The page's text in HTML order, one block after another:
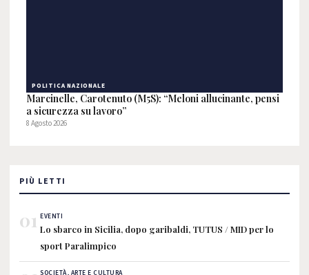
POLITICA NAZIONALE
Marcinelle, Carotenuto (M5S): “Meloni allucinante, pensi
a sicurezza su lavoro”
8 Agosto 2026
PIÙ LETTI
01 EVENTI
Lo sbarco in Sicilia, dopo garibaldi, TUTUS / MID per lo
sport Paralimpico
SOCIETÀ, ARTE E CULTURA